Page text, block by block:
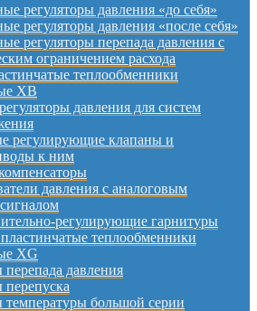
регуляторы давления «до себя»
регуляторы давления «после себя»
регуляторы перепада давления с
ограничением расхода
теплообменники
XB
давления для систем
регулирующие клапаны и
к ним
давления с аналоговым
регулирующие гарнитуры
теплообменники
XG
перепада давления
перепуска
температуры большой серии